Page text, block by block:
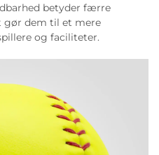
betyder færre
gør dem til et mere
og faciliteter.